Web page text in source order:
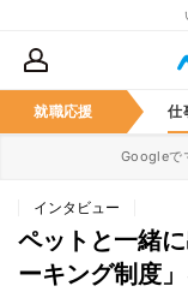
就職応援 仕
Googleで
インタビュー
ペットと一緒
ーキング制度